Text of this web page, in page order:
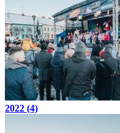
2022 (4)